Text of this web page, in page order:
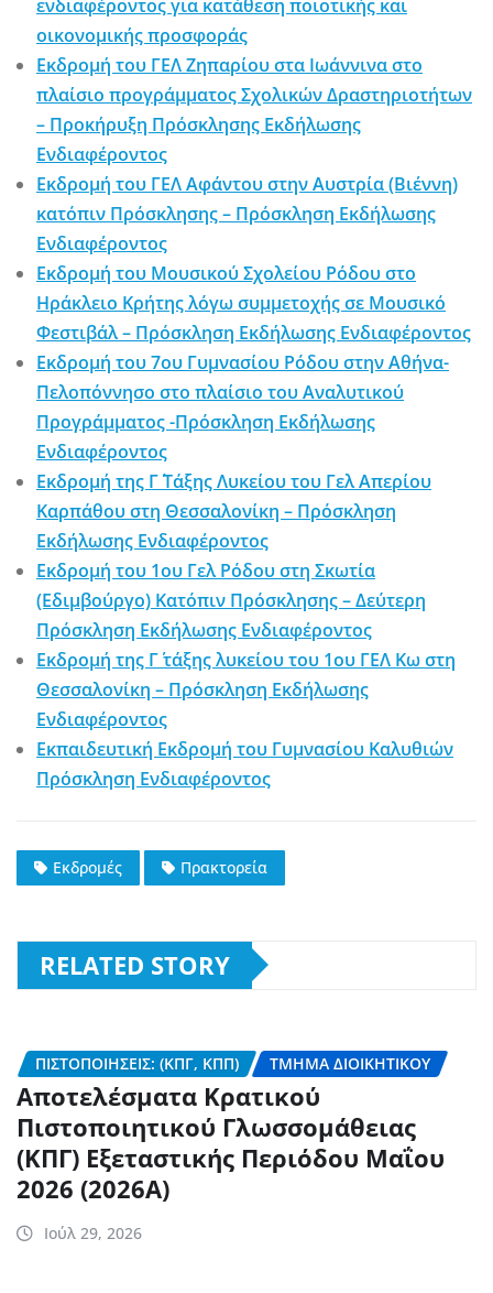
ενδιαφέροντος για κατάθεση ποιοτικής και
οικονομικής προσφοράς
Εκδρομή του ΓΕΛ Ζηπαρίου στα Ιωάννινα στο
πλαίσιο προγράμματος Σχολικών Δραστηριοτήτων
– Προκήρυξη Πρόσκλησης Εκδήλωσης
Ενδιαφέροντος
Εκδρομή του ΓΕΛ Αφάντου στην Αυστρία (Βιέννη)
κατόπιν Πρόσκλησης – Πρόσκληση Εκδήλωσης
Ενδιαφέροντος
Εκδρομή του Μουσικού Σχολείου Ρόδου στο
Ηράκλειο Κρήτης λόγω συμμετοχής σε Μουσικό
Φεστιβάλ – Πρόσκληση Εκδήλωσης Ενδιαφέροντος
Εκδρομή του 7ου Γυμνασίου Ρόδου στην Αθήνα-
Πελοπόννησο στο πλαίσιο του Αναλυτικού
Προγράμματος -Πρόσκληση Εκδήλωσης
Ενδιαφέροντος
Εκδρομή της Γ΄ Τάξης Λυκείου του Γελ Απερίου
Καρπάθου στη Θεσσαλονίκη – Πρόσκληση
Εκδήλωσης Ενδιαφέροντος
Εκδρομή του 1ου Γελ Ρόδου στη Σκωτία
(Εδιμβούργο) Κατόπιν Πρόσκλησης – Δεύτερη
Πρόσκληση Εκδήλωσης Ενδιαφέροντος
Εκδρομή της Γ΄ τάξης λυκείου του 1ου ΓΕΛ Κω στη
Θεσσαλονίκη – Πρόσκληση Εκδήλωσης
Ενδιαφέροντος
Εκπαιδευτική Εκδρομή του Γυμνασίου Καλυθιών
Πρόσκληση Ενδιαφέροντος
Εκδρομές Πρακτορεία
RELATED STORY
ΠΙΣΤΟΠΟΙΉΣΕΙΣ: (ΚΠΓ, ΚΠΠ) ΤΜΉΜΑ ΔΙΟΙΚΗΤΙΚΟΎ
Αποτελέσματα Κρατικού
Πιστοποιητικού Γλωσσομάθειας
(ΚΠΓ) Εξεταστικής Περιόδου Μαΐου
2026 (2026Α)
Ιούλ 29, 2026